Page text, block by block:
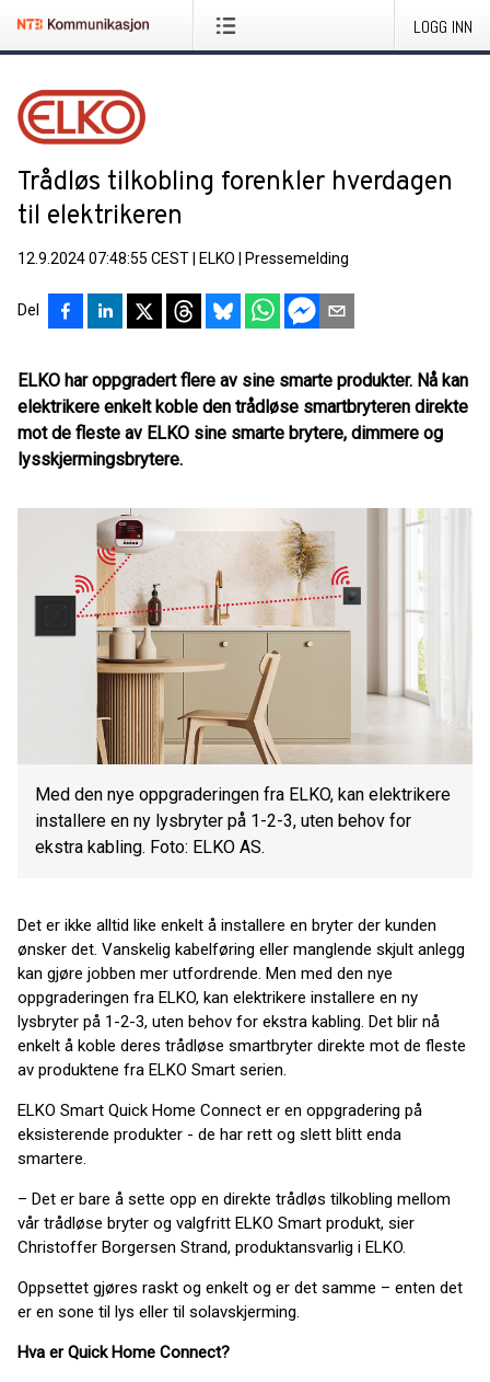
LOGG INN
Trådløs tilkobling forenkler hverdagen
til elektrikeren
12.9.2024 07:48:55 CEST ELKO Pressemelding
Del
ELKO har oppgradert flere av sine smarte produkter. Nå kan
elektrikere enkelt koble den trådløse smartbryteren direkte
mot de fleste av ELKO sine smarte brytere, dimmere og
lysskjermingsbrytere.
Med den nye oppgraderingen fra ELKO, kan elektrikere
installere en ny lysbryter på 1-2-3, uten behov for
ekstra kabling. Foto: ELKO AS.
Det er ikke alltid like enkelt å installere en bryter der kunden
ønsker det. Vanskelig kabelføring eller manglende skjult anlegg
kan gjøre jobben mer utfordrende. Men med den nye
oppgraderingen fra ELKO, kan elektrikere installere en ny
lysbryter på 1-2-3, uten behov for ekstra kabling. Det blir nå
enkelt å koble deres trådløse smartbryter direkte mot de fleste
av produktene fra ELKO Smart serien.
ELKO Smart Quick Home Connect er en oppgradering på
eksisterende produkter - de har rett og slett blitt enda
smartere.
– Det er bare å sette opp en direkte trådløs tilkobling mellom
vår trådløse bryter og valgfritt ELKO Smart produkt, sier
Christoffer Borgersen Strand, produktansvarlig i ELKO.
Oppsettet gjøres raskt og enkelt og er det samme – enten det
er en sone til lys eller til solavskjerming.
Hva er Quick Home Connect?